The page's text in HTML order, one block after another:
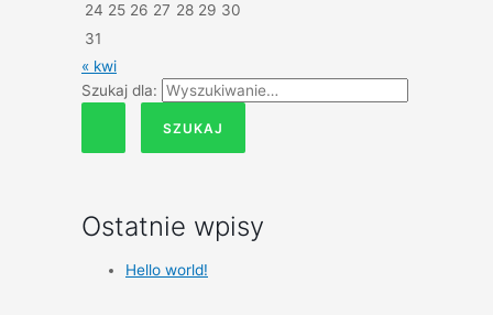
24 25 26 27 28 29 30
31
« kwi
Szukaj dla:
Ostatnie wpisy
Hello world!